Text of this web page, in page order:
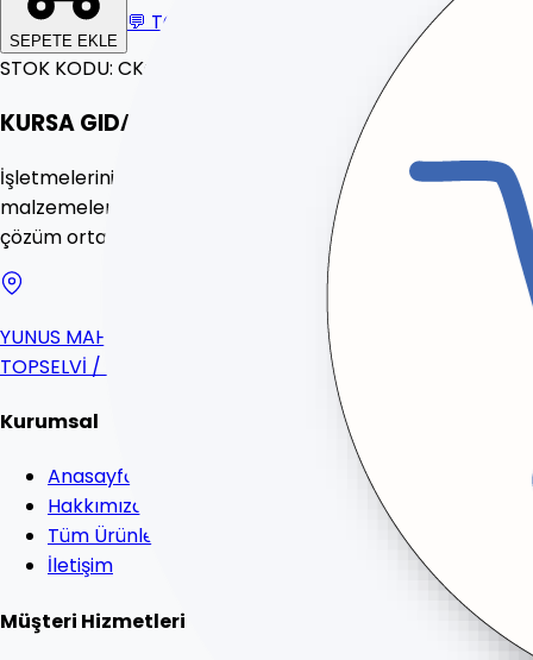
SEPETE EKLE
💬 TOPTAN FİYAT
STOK KODU: CKG125
KURSA GIDA
İşletmeleriniz için toptan endüstriyel temizlik, sarf
malzemeleri ve gıda ürünleri tedariğinde 20 yıllık güvenilir
çözüm ortağınız.
YUNUS MAH. YONCA SOK. NO:19
TOPSELVİ / KARTAL / İSTANBUL
Kurumsal
Anasayfa
Hakkımızda
Tüm Ürünler
İletişim
Müşteri Hizmetleri